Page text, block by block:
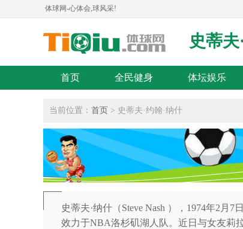
体球网-心体会,球风采!
史蒂夫
首页 全民健身 体坛娱乐
当前位置： 首页 > 史蒂夫·约翰·纳什
史蒂夫·纳什（Steve Nash ），1974年2月
效力于NBA洛杉矶湖人队。近日与女友莉